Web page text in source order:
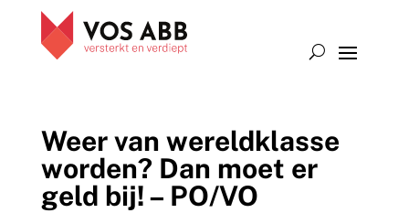
Weer van wereldklasse
worden? Dan moet er
geld bij! – PO/VO